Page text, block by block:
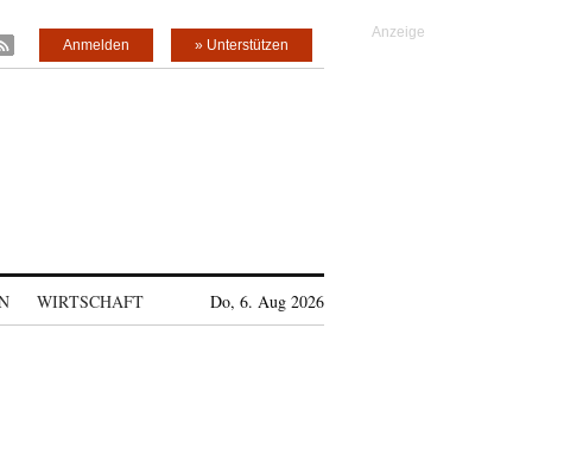
» Unterstützen
Anmelden
WIRTSCHAFT Do, 6. Aug 2026